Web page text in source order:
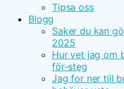
Tipsa oss
Blogg
Saker du kan
2025
Hur vet jag om
för-steg
Jag for ner till